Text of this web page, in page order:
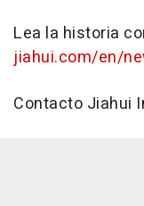
Lea la historia
jiahui.com/en/
Contacto Jiahui